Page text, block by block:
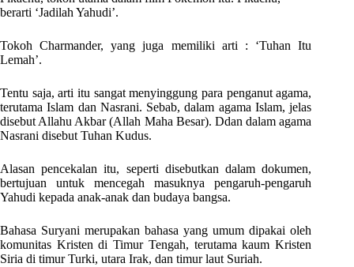
berarti ‘Jadilah Yahudi’.
Tokoh Charmander, yang juga memiliki arti : ‘Tuhan Itu
Lemah’.
Tentu saja, arti itu sangat menyinggung para penganut agama,
terutama Islam dan Nasrani. Sebab, dalam agama Islam, jelas
disebut Allahu Akbar (Allah Maha Besar). Ddan dalam agama
Nasrani disebut Tuhan Kudus.
Alasan pencekalan itu, seperti disebutkan dalam dokumen,
bertujuan untuk mencegah masuknya pengaruh-pengaruh
Yahudi kepada anak-anak dan budaya bangsa.
Bahasa Suryani merupakan bahasa yang umum dipakai oleh
komunitas Kristen di Timur Tengah, terutama kaum Kristen
Siria di timur Turki, utara Irak, dan timur laut Suriah.